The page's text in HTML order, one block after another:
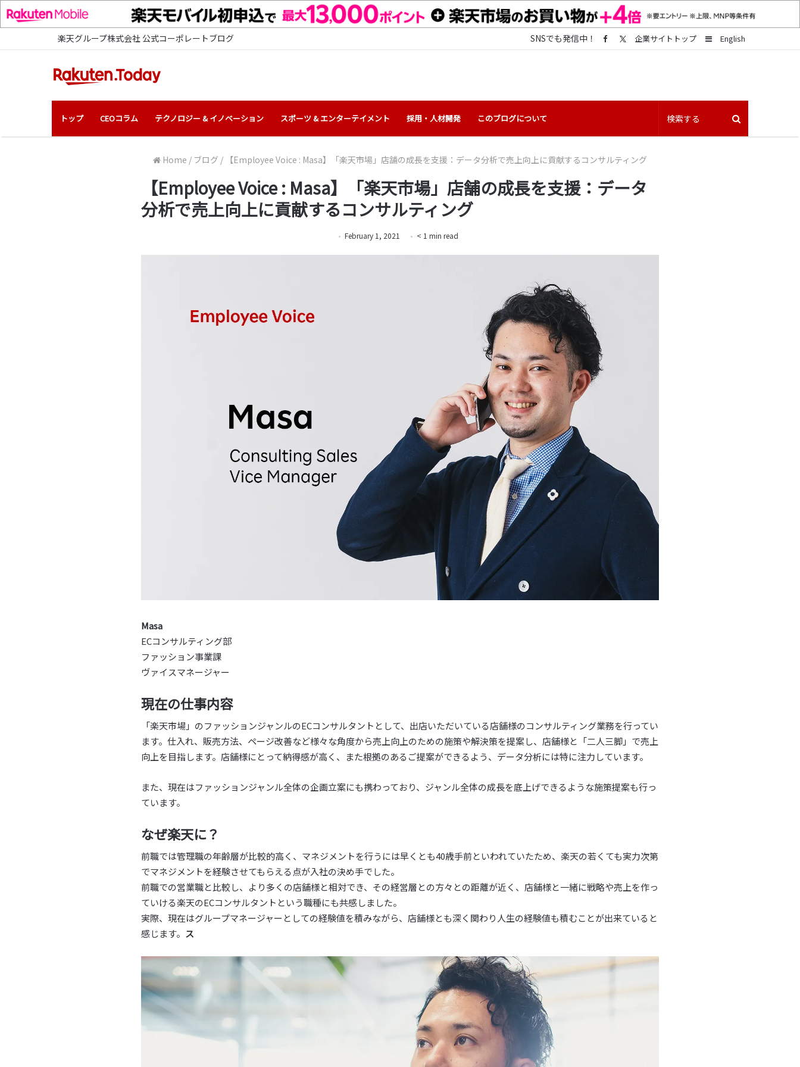
楽天グループ株式会社 公式コーポレートブログ English
Sidebar
企業サイトトップ
SNSでも発信中！
トップ CEOコラム テクノロジー & イノベーション スポーツ & エンターテイメント 採用・人材開発 このブログについて
Home / ブログ / 【Employee Voice : Masa】「楽天市場」店舗の成長を支援：データ分析で売上向上に貢献するコンサルティング
【Employee Voice : Masa】「楽天市場」店舗の成長を支援：データ
分析で売上向上に貢献するコンサルティング
February 1, 2021 < 1 min read
Masa
ECコンサルティング部
ファッション事業課
ヴァイスマネージャー
現在の仕事内容
「楽天市場」のファッションジャンルのECコンサルタントとして、出店いただいている店舗様のコンサルティング業務を行ってい
ます。仕入れ、販売方法、ページ改善など様々な角度から売上向上のための施策や解決策を提案し、店舗様と「二人三脚」で売上
向上を目指します。店舗様にとって納得感が高く、また根拠のあるご提案ができるよう、データ分析には特に注力しています。
また、現在はファッションジャンル全体の企画立案にも携わっており、ジャンル全体の成長を底上げできるような施策提案も行っ
ています。
なぜ楽天に？
前職では管理職の年齢層が比較的高く、マネジメントを行うには早くとも40歳手前といわれていたため、楽天の若くても実力次第
でマネジメントを経験させてもらえる点が入社の決め手でした。
前職での営業職と比較し、より多くの店舗様と相対でき、その経営層との方々との距離が近く、店舗様と一緒に戦略や売上を作っ
ていける楽天のECコンサルタントという職種にも共感しました。
実際、現在はグループマネージャーとしての経験値を積みながら、店舗様とも深く関わり人生の経験値も積むことが出来ていると
感じます。 ス